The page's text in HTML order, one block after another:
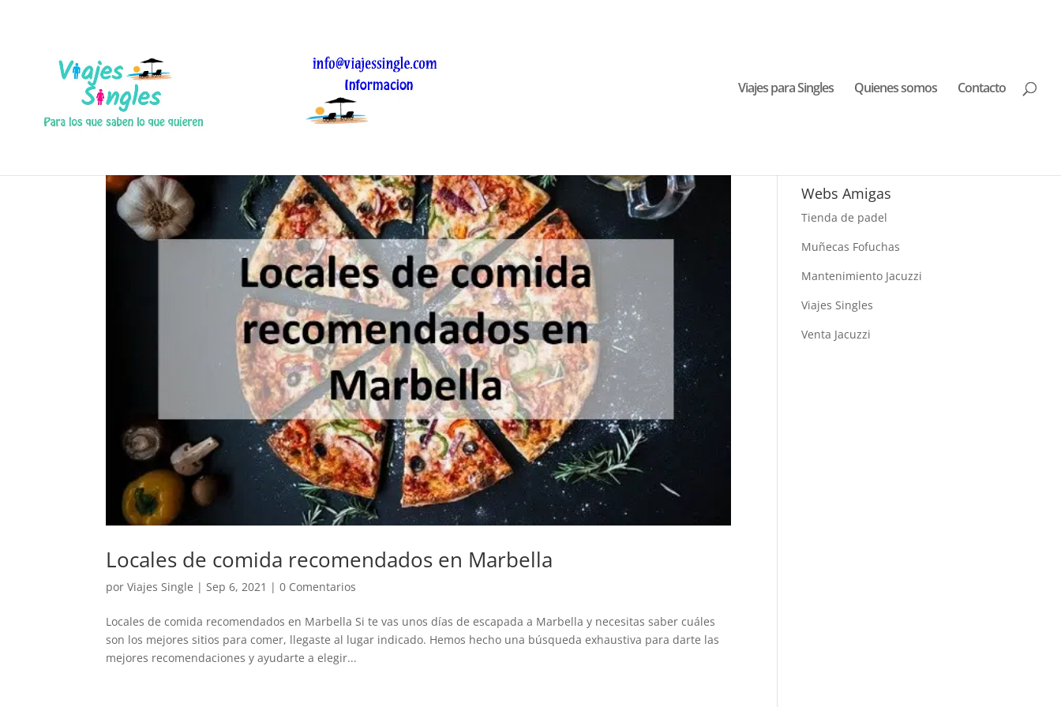
Viajes para Singles Quienes somos Contacto
Locales de comida recomendados en Marbella
porViajes Single | Sep 6, 2021 |0 Comentarios
Locales de comida recomendados en Marbella Si te vas unos días de escapada a Marbella y necesitas saber cuáles
son los mejores sitios para comer, llegaste al lugar indicado. Hemos hecho una búsqueda exhaustiva para darte las
mejores recomendaciones y ayudarte a elegir...
Webs Amigas
Tienda de padel
Muñecas Fofuchas
Mantenimiento Jacuzzi
Viajes Singles
Venta Jacuzzi